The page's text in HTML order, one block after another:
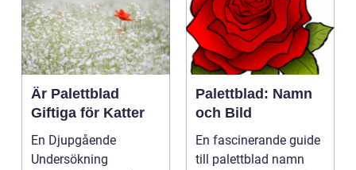
Är Palettblad
Giftiga för Katter
En Djupgående
Undersökning
Palettblad: Namn
och Bild
En fascinerande guide
till palettblad namn